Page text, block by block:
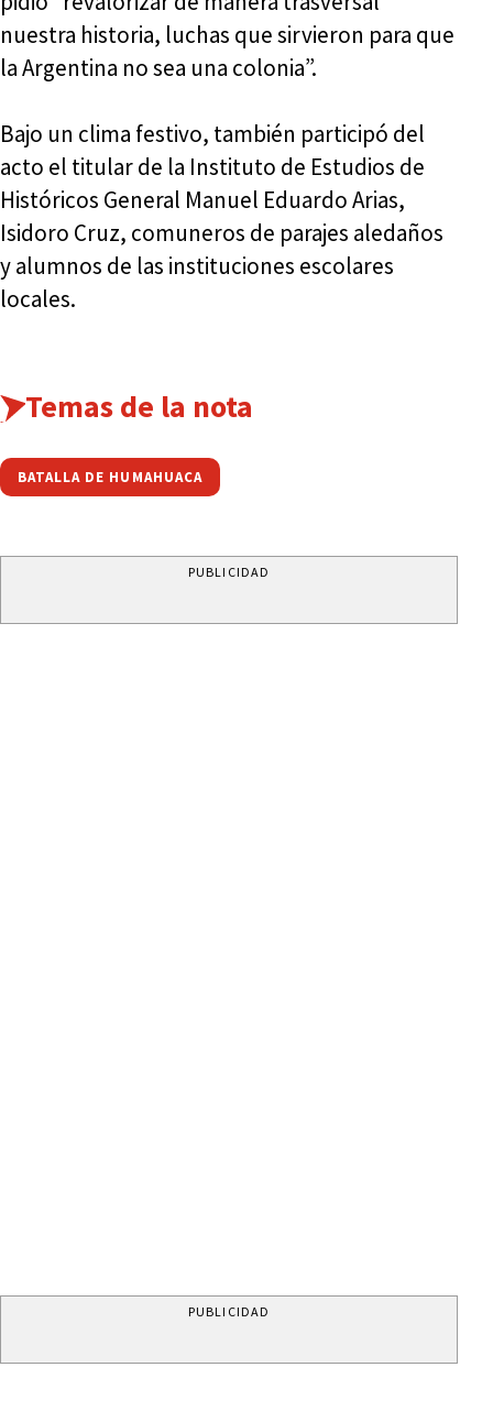
nuestra historia, luchas que sirvieron para que
la Argentina no sea una colonia”.
Bajo un clima festivo, también participó del
acto el titular de la Instituto de Estudios de
Históricos General Manuel Eduardo Arias,
Isidoro Cruz, comuneros de parajes aledaños
y alumnos de las instituciones escolares
locales.
Temas de la nota
BATALLA DE HUMAHUACA
PUBLICIDAD
PUBLICIDAD